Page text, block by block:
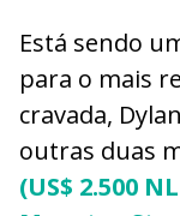
Está sendo
para o mais
cravada,
outras duas
(US$ 2.500